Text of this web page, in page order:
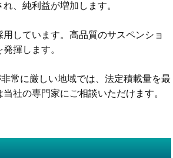
、純利益が増加します。
しています。高品質のサスペンショ
揮します。
常に厳しい地域では、法定積載量を最
社の専門家にご相談いただけます。